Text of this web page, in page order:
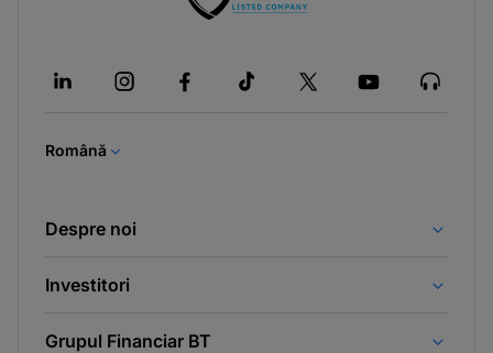
a
Română
Despre noi
Investitori
Grupul Financiar BT